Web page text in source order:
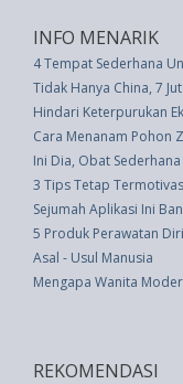
INFO MENARIK
4 Tempat Sederhana
Tidak Hanya China, 7
Hindari Keterpurukan
Cara Menanam Pohon
Ini Dia, Obat
3 Tips Tetap
Sejumah Aplikasi Ini
5 Produk Perawatan
Asal - Usul Manusia
Mengapa Wanita
REKOMENDASI